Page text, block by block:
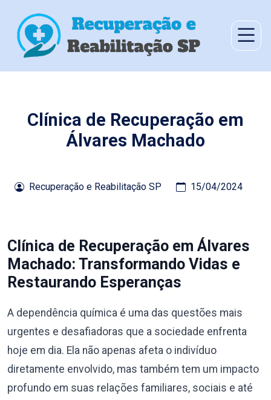
Clínica de Recuperação em
Álvares Machado
Recuperação e Reabilitação SP 15/04/2024
Clínica de Recuperação em Álvares
Machado: Transformando Vidas e
Restaurando Esperanças
A dependência química é uma das questões mais
urgentes e desafiadoras que a sociedade enfrenta
hoje em dia. Ela não apenas afeta o indivíduo
diretamente envolvido, mas também tem um impacto
profundo em suas relações familiares, sociais e até